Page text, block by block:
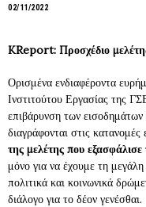
02/11/2022
KReport: Προσχέδιο
Ορισμένα ενδιαφέροντα
Ινστιτούτου Εργασίας της
επιβάρυνση των
διαγράφονται στις
της μελέτης που
μόνο για να έχουμε τη
πολιτικά και κοινωνικά
διάλογο για το δέον γενέσθαι.